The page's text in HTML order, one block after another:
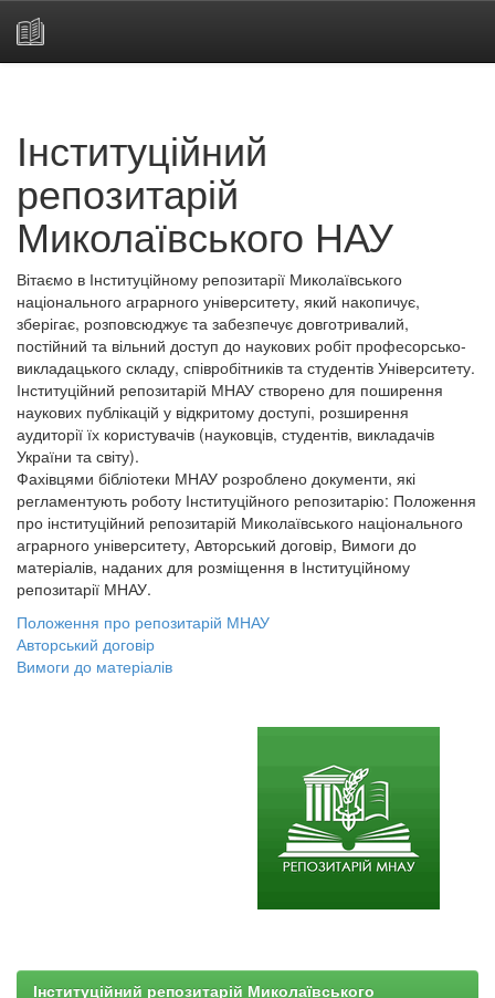
Інституційний
репозитарій
Миколаївського НАУ
Вітаємо в Інституційному репозитарії Миколаївського
національного аграрного університету, який накопичує,
зберігає, розповсюджує та забезпечує довготривалий,
постійний та вільний доступ до наукових робіт професорсько-
викладацького складу, співробітників та студентів Університету.
Інституційний репозитарій МНАУ створено для поширення
наукових публікацій у відкритому доступі, розширення
аудиторії їх користувачів (науковців, студентів, викладачів
України та світу).
Фахівцями бібліотеки МНАУ розроблено документи, які
регламентують роботу Інституційного репозитарію: Положення
про інституційний репозитарій Миколаївського національного
аграрного університету, Авторський договір, Вимоги до
матеріалів, наданих для розміщення в Інституційному
репозитарії МНАУ.
Положення про репозитарій МНАУ
Авторський договір
Вимоги до матеріалів
Інституційний репозитарій Миколаївського